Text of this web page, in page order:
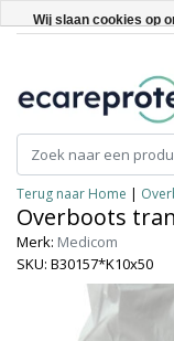
Terug naar Home |
Overboots
Merk: Medicom
SKU: B30157*K10x50
Wij slaan cookies op